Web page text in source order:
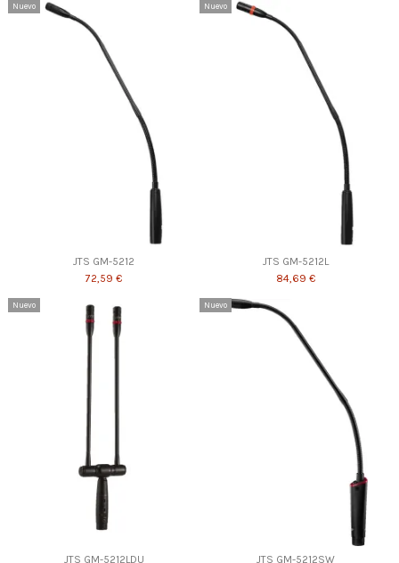
Nuevo
JTS GM-5212
72,59 €
Nuevo
JTS GM-5212L
84,69 €
Nuevo
JTS GM-5212LDU
Nuevo
JTS GM-5212SW